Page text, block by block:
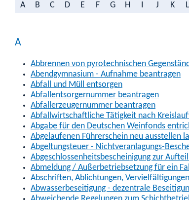
A B C D E F G H J K L
A
Abbrennen von pyrotechnischen
Abendgymnasium - Aufnahme beantragen
Abfall und Müll entsorgen
Abfallentsorgernummer beantragen
Abfallerzeugernummer beantragen
Abfallwirtschaftliche Tätigkeit nach
Abgabe für den Deutschen Weinfonds
Abgelaufenen Führerschein neu ausstellen
Abgeltungsteuer - Nichtveranlagungs-
Abgeschlossenheitsbescheinigung zur
Abmeldung / Außerbetriebsetzung für ein
Abschriften, Ablichtungen,
Abwasserbeseitigung - dezentrale